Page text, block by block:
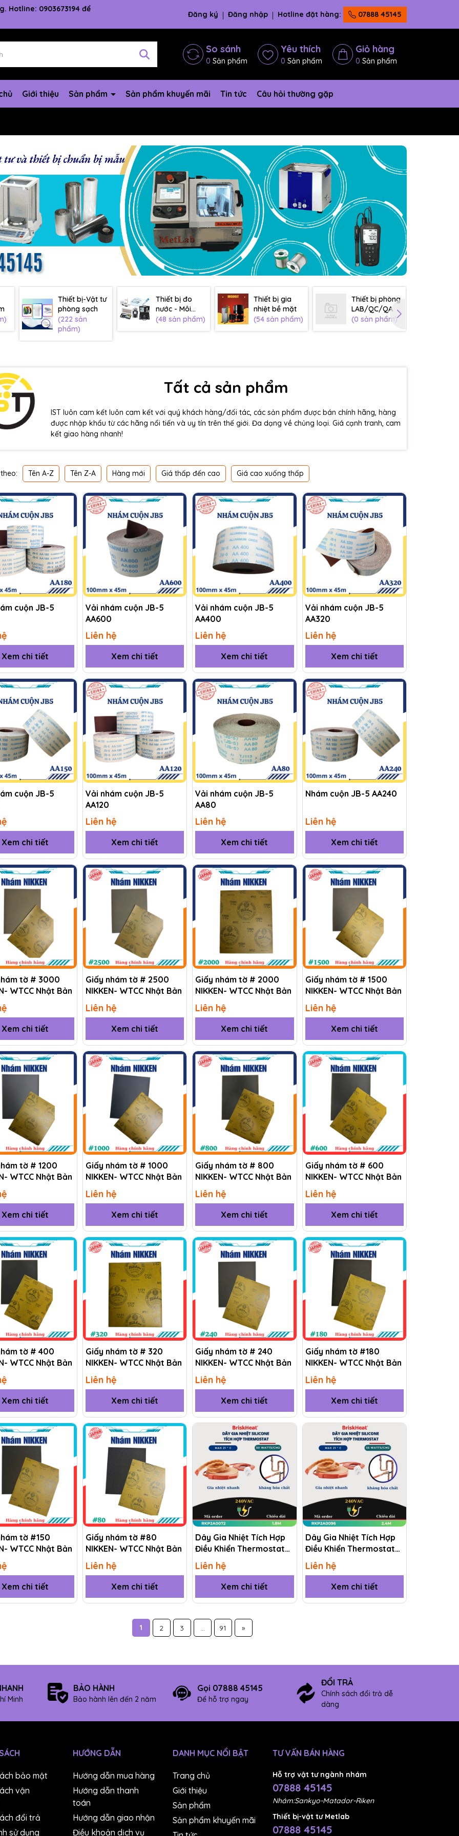
Hotline: 0903673194 để
Đăng ký Đăng nhập Hotline đặt hàng: 07888 45145
So sánh
0 Sản phẩm
Yêu thích
0 Sản phẩm
Giỏ hàng
0 Sản phẩm
Giới thiệu Sản phẩm Sản phẩm khuyến mãi Tin tức Câu hỏi thường gặp
Thiết bị-Vật tư
phòng sạch
(222 sản
phẩm)
Thiết bị đo
nước - Môi
trường
(48 sản phẩm)
Thiết bị gia
nhiệt bề mặt
(54 sản phẩm)
Thiết bị phòng
LAB/QC/QA
(0 sản phẩm)
Tất cả sản phẩm
IST luôn cam kết luôn cam kết với quý khách hàng/đối tác, các sản phẩm được bán chính hãng, hàng
được nhập khẩu từ các hãng nổi tiến và uy tín trên thế giới. Đa dạng về chủng loại. Giá cạnh tranh, cam
kết giao hàng nhanh!
Tên A-Z Tên Z-A Hàng mới Giá thấp đến cao Giá cao xuống thấp
cuộn JB-5
Xem chi tiết
Vải nhám cuộn JB-5
AA600
Liên hệ
Xem chi tiết
Vải nhám cuộn JB-5
AA400
Liên hệ
Xem chi tiết
Vải nhám cuộn JB-5
AA320
Liên hệ
Xem chi tiết
cuộn JB-5
Xem chi tiết
Vải nhám cuộn JB-5
AA120
Liên hệ
Xem chi tiết
Vải nhám cuộn JB-5
AA80
Liên hệ
Xem chi tiết
Nhám cuộn JB-5 AA240
Liên hệ
Xem chi tiết
tờ # 3000
WTCC Nhật Bản
Xem chi tiết
Giấy nhám tờ # 2500
NIKKEN- WTCC Nhật Bản
Liên hệ
Xem chi tiết
Giấy nhám tờ # 2000
NIKKEN- WTCC Nhật Bản
Liên hệ
Xem chi tiết
Giấy nhám tờ # 1500
NIKKEN- WTCC Nhật Bản
Liên hệ
Xem chi tiết
tờ # 1200
WTCC Nhật Bản
Xem chi tiết
Giấy nhám tờ # 1000
NIKKEN- WTCC Nhật Bản
Liên hệ
Xem chi tiết
Giấy nhám tờ # 800
NIKKEN- WTCC Nhật Bản
Liên hệ
Xem chi tiết
Giấy nhám tờ # 600
NIKKEN- WTCC Nhật Bản
Liên hệ
Xem chi tiết
tờ # 400
WTCC Nhật Bản
Xem chi tiết
Giấy nhám tờ # 320
NIKKEN- WTCC Nhật Bản
Liên hệ
Xem chi tiết
Giấy nhám tờ # 240
NIKKEN- WTCC Nhật Bản
Liên hệ
Xem chi tiết
Giấy nhám tờ #180
NIKKEN- WTCC Nhật Bản
Liên hệ
Xem chi tiết
tờ #150
WTCC Nhật Bản
Xem chi tiết
Giấy nhám tờ #80
NIKKEN- WTCC Nhật Bản
Liên hệ
Xem chi tiết
Dây Gia Nhiệt Tích Hợp
Điều Khiển Thermostat
(RKP) RKP2A0072 1.8M
Liên hệ
Xem chi tiết
Dây Gia Nhiệt Tích Hợp
Điều Khiển Thermostat
(RKP) RKP2A0096 2.4M
Liên hệ
Xem chi tiết
1 2 3 ... 91 »
Minh
BẢO HÀNH
Bảo hành lên đến 2 năm
Gọi 07888 45145
Để hỗ trợ ngay
ĐỔI TRẢ
Chính sách đổi trả dễ
dàng
bảo mật
vận
đổi trả
sử dụng
HƯỚNG DẪN
Hướng dẫn mua hàng
Hướng dẫn thanh
toán
Hướng dẫn giao nhận
Điều khoản dịch vụ
DANH MỤC NỔI BẬT
Trang chủ
Giới thiệu
Sản phẩm
Sản phẩm khuyến mãi
TƯ VẤN BÁN HÀNG
Hỗ trợ vật tư ngành nhám
07888 45145
Nhám:Sankyo-Matador-Riken
Thiết bị-vật tư Metlab
07888 45145